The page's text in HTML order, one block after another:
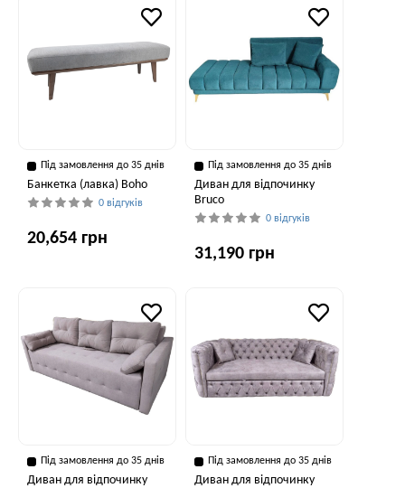
Під замовлення до 35 днів
Банкетка (лавка) Boho
0 відгуків
20,654 грн
Під замовлення до 35 днів
Диван для відпочинку
Bruco
0 відгуків
31,190 грн
Під замовлення до 35 днів
Диван для відпочинку
Під замовлення до 35 днів
Диван для відпочинку